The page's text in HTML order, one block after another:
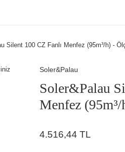
Silent 100 CZ Fanlı Menfez (95m³/h) -
Soler&Palau
Soler&Palau
Menfez
4.516,44 TL